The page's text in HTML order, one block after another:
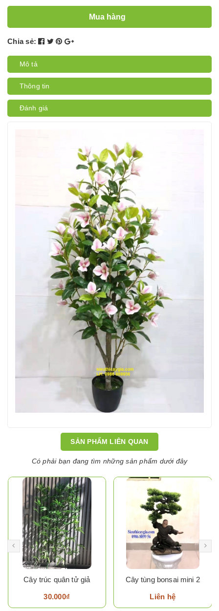
Mua hàng
Chia sẻ:
Mô tả
Thông tin
Đánh giá
SẢN PHẨM LIÊN QUAN
Có phải bạn đang tìm những sản phẩm dưới đây
Cây trúc quân tử giả
30.000₫
Cây tùng bonsai mini 2
Liên hệ